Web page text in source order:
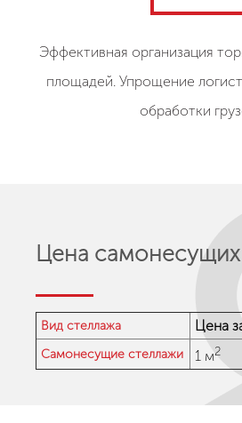
Эффективная организация
площадей. Упрощение
обработки
Цена самонесущих
Вид стеллажа Цена
Самонесущие стеллажи 1 м2